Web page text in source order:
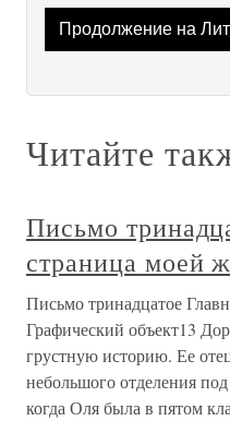
Продолжение на
Читайте
Письмо
страница моей
Письмо тринадцатое
Графический объект13
грустную историю. Ее
небольшого отделения
когда Оля была в пятом